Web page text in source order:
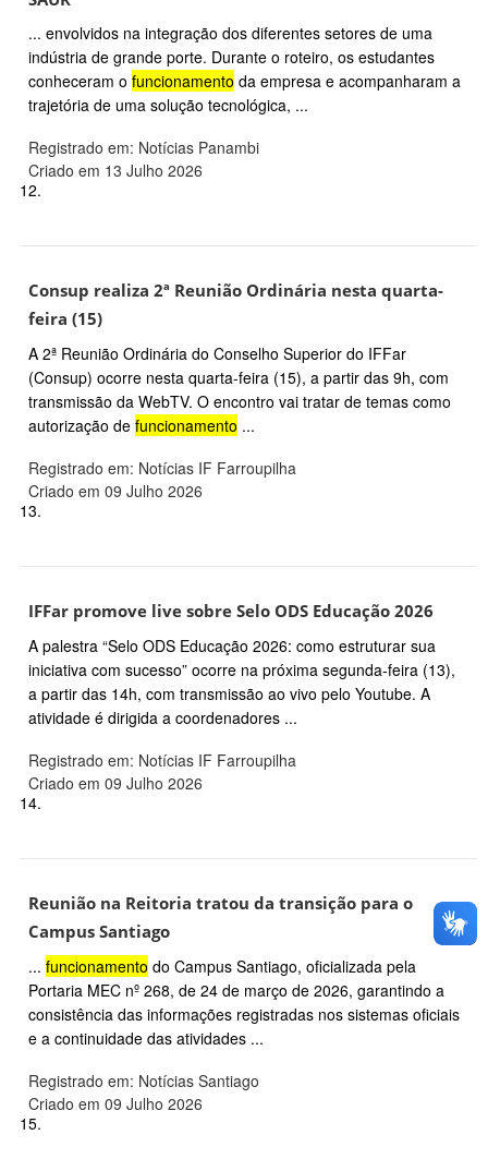
... envolvidos na integração dos diferentes setores de uma
indústria de grande porte. Durante o roteiro, os estudantes
conheceram o funcionamento da empresa e acompanharam a
trajetória de uma solução tecnológica, ...
Registrado em: Notícias Panambi
Criado em 13 Julho 2026
12.
Consup realiza 2ª Reunião Ordinária nesta quarta-
feira (15)
A 2ª Reunião Ordinária do Conselho Superior do IFFar
(Consup) ocorre nesta quarta-feira (15), a partir das 9h, com
transmissão da WebTV. O encontro vai tratar de temas como
autorização de funcionamento ...
Registrado em: Notícias IF Farroupilha
Criado em 09 Julho 2026
13.
IFFar promove live sobre Selo ODS Educação 2026
A palestra “Selo ODS Educação 2026: como estruturar sua
iniciativa com sucesso” ocorre na próxima segunda-feira (13),
a partir das 14h, com transmissão ao vivo pelo Youtube. A
atividade é dirigida a coordenadores ...
Registrado em: Notícias IF Farroupilha
Criado em 09 Julho 2026
14.
Reunião na Reitoria tratou da transição para o
Campus Santiago
... funcionamento do Campus Santiago, oficializada pela
Portaria MEC nº 268, de 24 de março de 2026, garantindo a
consistência das informações registradas nos sistemas oficiais
e a continuidade das atividades ...
Registrado em: Notícias Santiago
Criado em 09 Julho 2026
15.